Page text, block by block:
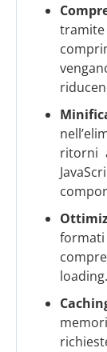
ritorni
loading.